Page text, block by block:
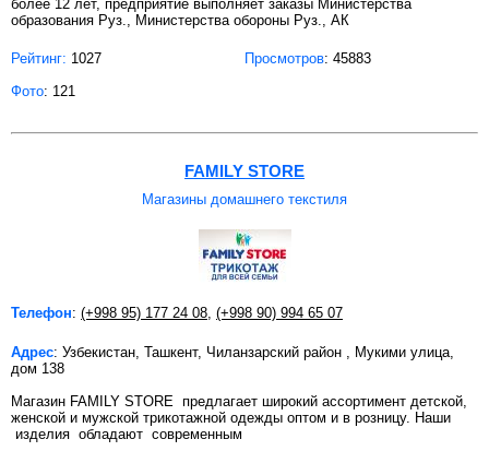
более 12 лет, предприятие выполняет заказы Министерства
образования Руз., Министерства обороны Руз., АК
Рейтинг: 1027 Просмотров: 45883
Фото: 121
FAMILY STORE
Магазины домашнего текстиля
Телефон: (+998 95) 177 24 08, (+998 90) 994 65 07
Адрес: Узбекистан, Ташкент, Чиланзарский район , Мукими улица,
дом 138
Магазин FAMILY STORE предлагает широкий ассортимент детской,
женской и мужской трикотажной одежды оптом и в розницу. Наши
изделия обладают современным